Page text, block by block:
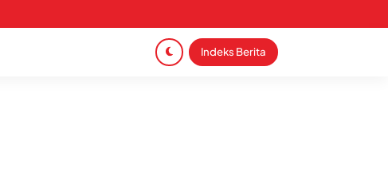
Indeks Berita